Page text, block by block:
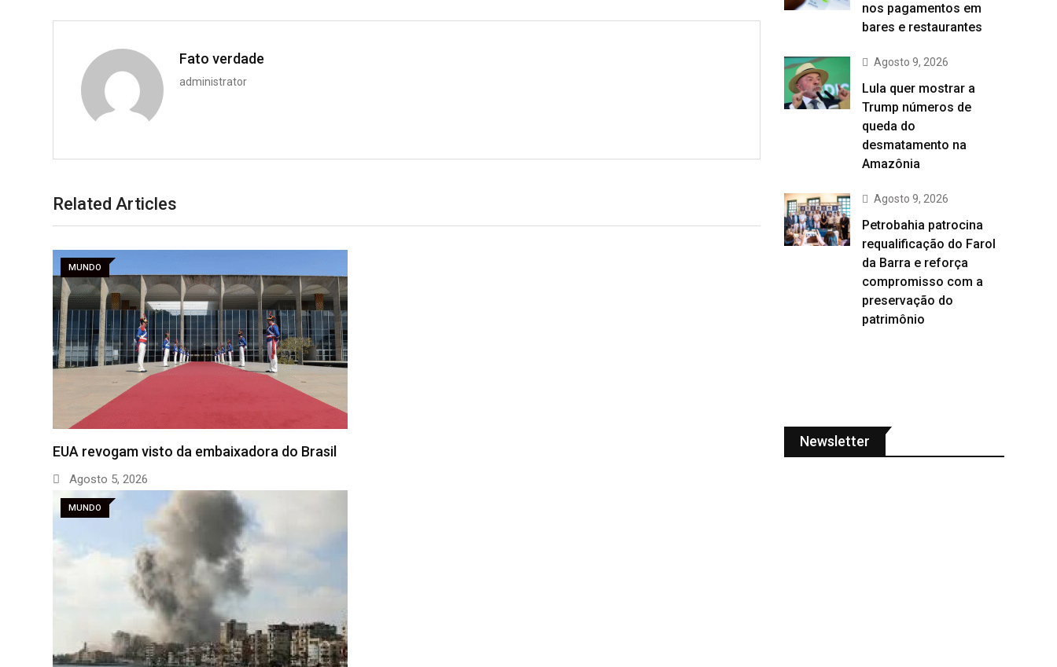
Fato verdade
administrator
Related Articles
MUNDO
EUA revogam visto da embaixadora do Brasil
Agosto 5, 2026
MUNDO
nos pagamentos em
bares e restaurantes
Agosto 9, 2026
Lula quer mostrar a
Trump números de
queda do
desmatamento na
Amazônia
Agosto 9, 2026
Petrobahia patrocina
requalificação do Farol
da Barra e reforça
compromisso com a
preservação do
patrimônio
Newsletter